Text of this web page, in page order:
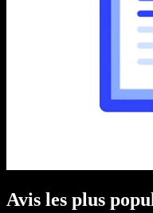
Avis les plus